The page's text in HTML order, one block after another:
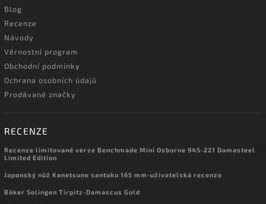
Blog
Recenze
Návody
Věrnostní program
Obchodní podmínky
Ochrana osobních údajů
Prodávané značky
RECENZE
Recenze limitované verze Benchmade Mini Osborne 945-221 Damasteel
Limited Edition
Japonský nůž Kanetsune santoku 165 mm-uživatelská recenze
Böker Solingen Tirpitz-Damascus Gold